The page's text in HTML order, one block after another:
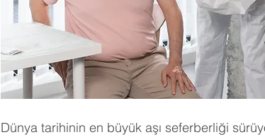
Dünya tarihinin en büyük aşı seferberliği